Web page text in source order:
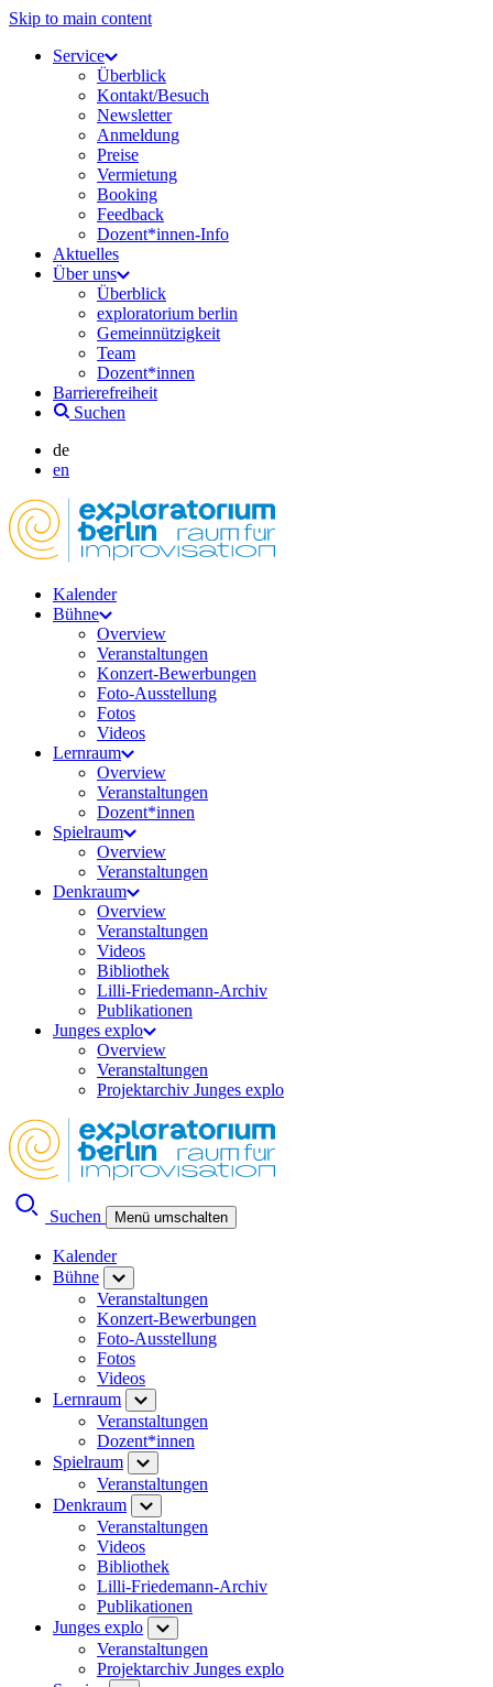
Skip to main content
Service
Überblick
Kontakt/Besuch
Newsletter
Anmeldung
Preise
Vermietung
Booking
Feedback
Dozent*innen-Info
Aktuelles
Über uns
Überblick
exploratorium berlin
Gemeinnützigkeit
Team
Dozent*innen
Barrierefreiheit
Suchen
de
en
Kalender
Bühne
Overview
Veranstaltungen
Konzert-Bewerbungen
Foto-Ausstellung
Fotos
Videos
Lernraum
Overview
Veranstaltungen
Dozent*innen
Spielraum
Overview
Veranstaltungen
Denkraum
Overview
Veranstaltungen
Videos
Bibliothek
Lilli-Friedemann-Archiv
Publikationen
Junges explo
Overview
Veranstaltungen
Projektarchiv Junges explo
Suchen Menü umschalten
Kalender
Bühne
Veranstaltungen
Konzert-Bewerbungen
Foto-Ausstellung
Fotos
Videos
Lernraum
Veranstaltungen
Dozent*innen
Spielraum
Veranstaltungen
Denkraum
Veranstaltungen
Videos
Bibliothek
Lilli-Friedemann-Archiv
Publikationen
Junges explo
Veranstaltungen
Projektarchiv Junges explo